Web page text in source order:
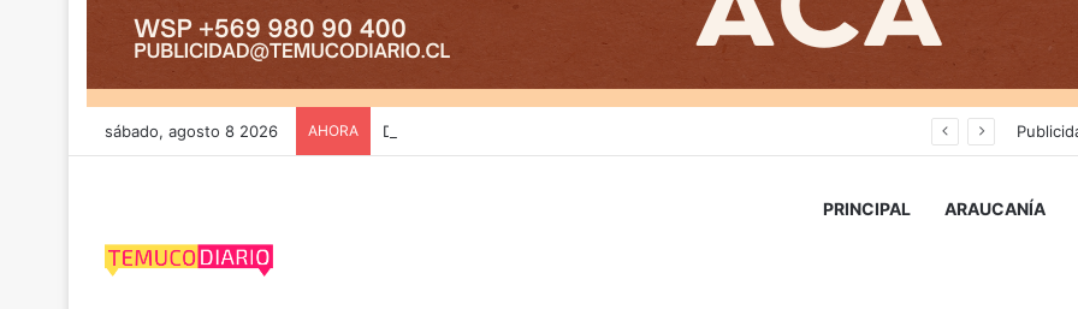
sábado, agosto 8 2026 AHORA
PRINCIPAL ARAUCANÍA